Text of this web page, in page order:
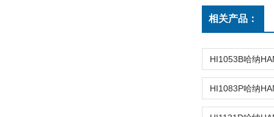
相关产品：